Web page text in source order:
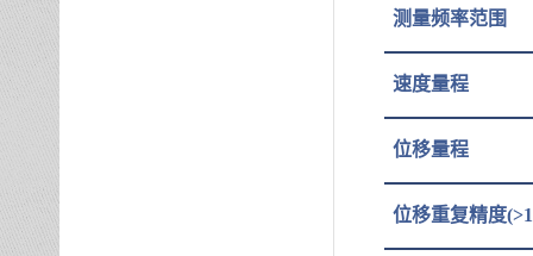
测量频率范围
速度量程
位移量程
位移重复精度